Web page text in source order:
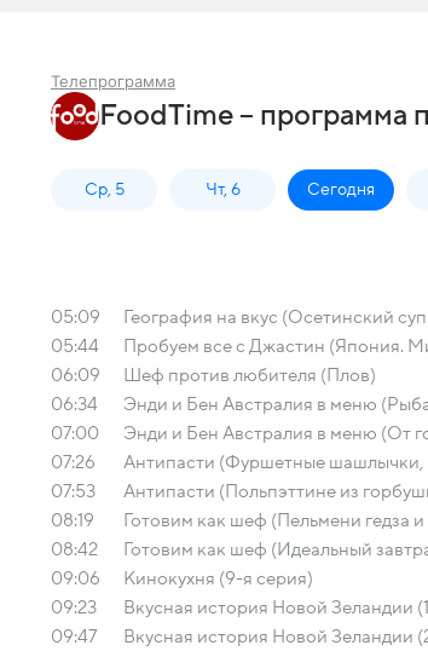
Телепрограмма
FoodTime – программа
Ср, 5 Чт, 6 Сегодня
05:09
География на вкус (Осетинский
05:44
Пробуем все с Джастин (Япония.
06:09
Шеф против любителя (Плов)
06:34
Энди и Бен Австралия в меню
07:00
Энди и Бен Австралия в меню (От
07:26
Антипасти (Фуршетные шашлычки,
07:53
Антипасти (Польпэттине из
08:19
Готовим как шеф (Пельмени гедза
08:42
Готовим как шеф (Идеальный
09:06
Кинокухня (9-я серия)
09:23
Вкусная история Новой Зеландии
09:47
Вкусная история Новой Зеландии